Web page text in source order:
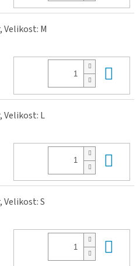
Velikost: M
Velikost: L
Velikost: S